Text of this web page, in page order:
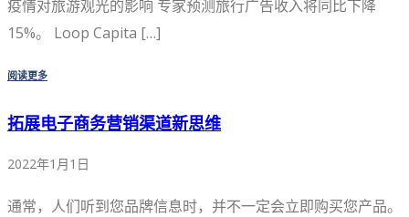
疫情对旅游观光的影响 专家预测旅行广告收入将同比下降
15%。 Loop Capita […]
阅读更多
拓展电子商务营销渠道新思维
2022年1月1日
通常，人们听到您品牌信息时，并不一定会立即购买您产品。